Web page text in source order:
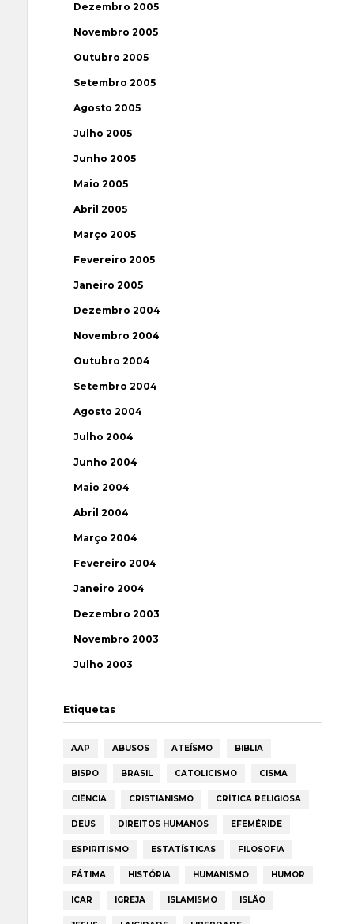
Dezembro 2005
Novembro 2005
Outubro 2005
Setembro 2005
Agosto 2005
Julho 2005
Junho 2005
Maio 2005
Abril 2005
Março 2005
Fevereiro 2005
Janeiro 2005
Dezembro 2004
Novembro 2004
Outubro 2004
Setembro 2004
Agosto 2004
Julho 2004
Junho 2004
Maio 2004
Abril 2004
Março 2004
Fevereiro 2004
Janeiro 2004
Dezembro 2003
Novembro 2003
Julho 2003
Etiquetas
AAP ABUSOS ATEÍSMO BIBLIA
BISPO BRASIL CATOLICISMO CISMA
CIÊNCIA CRISTIANISMO CRÍTICA RELIGIOSA
DEUS DIREITOS HUMANOS EFEMÉRIDE
ESPIRITISMO ESTATÍSTICAS FILOSOFIA
FÁTIMA HISTÓRIA HUMANISMO HUMOR
ICAR IGREJA ISLAMISMO ISLÃO